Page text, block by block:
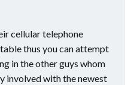
cellular telephone
thus you can attempt
in the other guys whom
involved with the newest